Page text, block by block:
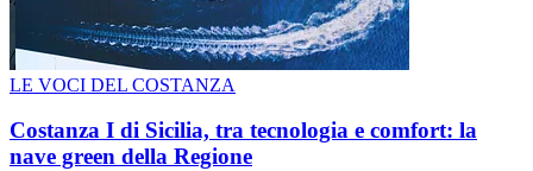
LE VOCI DEL COSTANZA
Costanza I di Sicilia, tra tecnologia e comfort: la
nave green della Regione